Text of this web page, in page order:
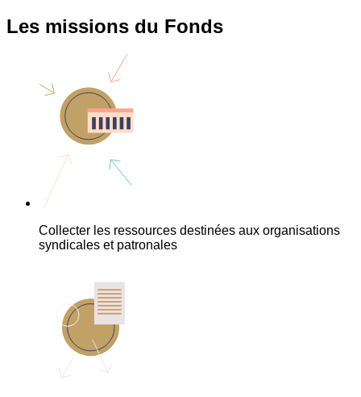
Les missions du Fonds
Collecter les ressources destinées aux organisations
syndicales et patronales